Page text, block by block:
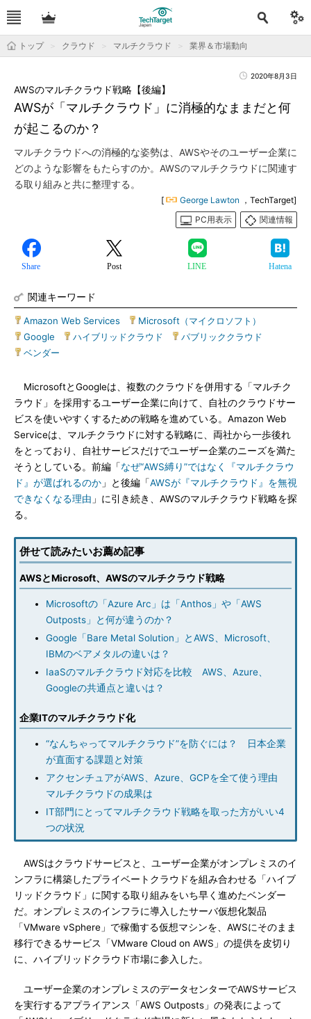
トップ クラウド マルチクラウド 業界＆市場動向
2020年8月3日
AWSが「マルチクラウド」に消極的なままだと何
が起こるのか？
AWSのマルチクラウド戦略【後編】
マルチクラウドへの消極的な姿勢は、AWSやそのユーザー企業に
どのような影響をもたらすのか。AWSのマルチクラウドに関連す
る取り組みと共に整理する。
[ George Lawton ，TechTarget]
PC用表示
関連情報
Share Post LINE Hatena
関連キーワード
Amazon Web Services Microsoft（マイクロソフト）
Google
ハイブリッドクラウド パブリッククラウド
ベンダー
MicrosoftとGoogleは、複数のクラウドを併用する「マルチク
ラウド」を採用するユーザー企業に向けて、自社のクラウドサー
ビスを使いやすくするための戦略を進めている。Amazon Web
Serviceは、マルチクラウドに対する戦略に、両社から一歩後れ
をとっており、自社サービスだけでユーザー企業のニーズを満た
そうとしている。前編「なぜ“AWS縛り”ではなく『マルチクラウ
ド』が選ばれるのか 」と後編「AWSが『マルチクラウド』を無視
できなくなる理由 」に引き続き、AWSのマルチクラウド戦略を探
る。
併せて読みたいお薦め記事
AWSとMicrosoft、AWSのマルチクラウド戦略
Microsoftの「Azure Arc」は「Anthos」や「AWS
Outposts」と何が違うのか？
Google「Bare Metal Solution」とAWS、Microsoft、
IBMのベアメタルの違いは？
IaaSのマルチクラウド対応を比較 AWS、Azure、
Googleの共通点と違いは？
企業ITのマルチクラウド化
“なんちゃってマルチクラウド”を防ぐには？ 日本企業
が直面する課題と対策
アクセンチュアがAWS、Azure、GCPを全て使う理由
マルチクラウドの成果は
IT部門にとってマルチクラウド戦略を取った方がいい4
つの状況
AWSはクラウドサービスと、ユーザー企業がオンプレミスのイ
ンフラに構築したプライベートクラウドを組み合わせる「ハイブ
リッドクラウド」に関する取り組みをいち早く進めたベンダー
だ。オンプレミスのインフラに導入したサーバ仮想化製品
「VMware vSphere」で稼働する仮想マシンを、AWSにそのまま
移行できるサービス「VMware Cloud on AWS」の提供を皮切り
に、ハイブリッドクラウド市場に参入した。
ユーザー企業のオンプレミスのデータセンターでAWSサービス
を実行するアプライアンス「AWS Outposts」の発表によって